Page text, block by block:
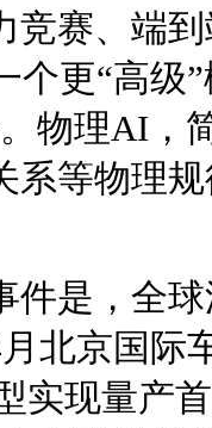
竞赛、端
个更“高级
物理AI，
系等物理
件是，全
北京国际
实现量产